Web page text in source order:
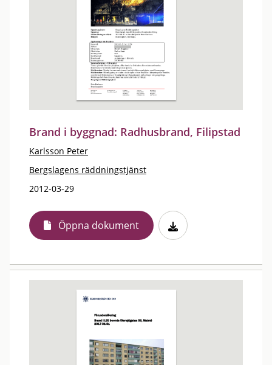
Brand i byggnad: Radhusbrand, Filipstad
Karlsson Peter
Bergslagens räddningstjänst
2012-03-29
Öppna dokument